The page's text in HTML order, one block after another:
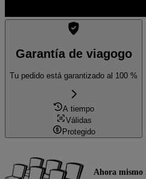
Garantía de viagogo
Tu pedido está garantizado al 100 %
A tiempo
Válidas
Protegido
Ahora mismo